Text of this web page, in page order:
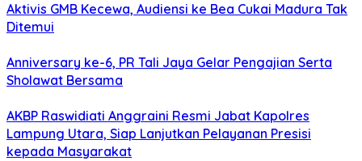
Aktivis GMB Kecewa, Audiensi ke Bea Cukai Madura Tak
Ditemui
Anniversary ke-6, PR Tali Jaya Gelar Pengajian Serta
Sholawat Bersama
AKBP Raswidiati Anggraini Resmi Jabat Kapolres
Lampung Utara, Siap Lanjutkan Pelayanan Presisi
kepada Masyarakat